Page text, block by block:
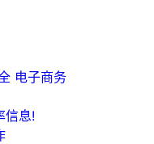
电子商务
信息!